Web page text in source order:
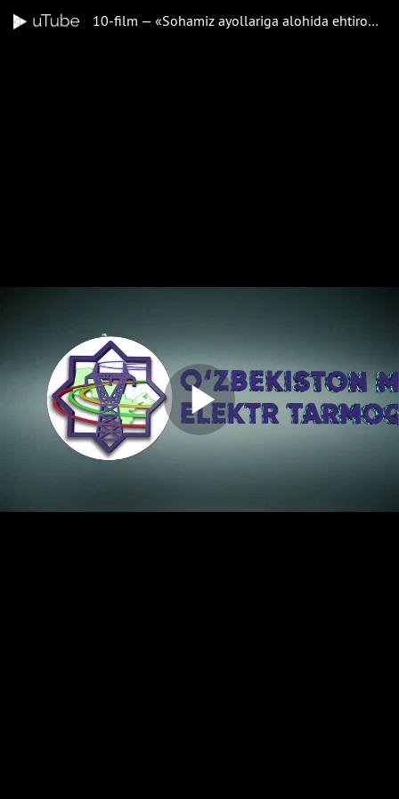
10-film — «Sohamiz ayollariga alohida ehtirom» turkumidan: «SIRDARYO MAGISTRAL ELEKTR TARMOQLARI» FILIALI
Play
Video